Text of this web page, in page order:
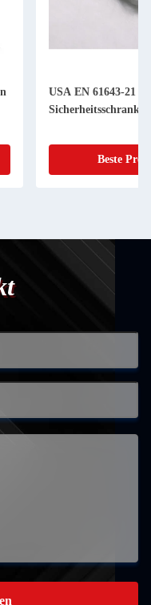
USA EN 61643-21
Sicherheitsschranke
Beste